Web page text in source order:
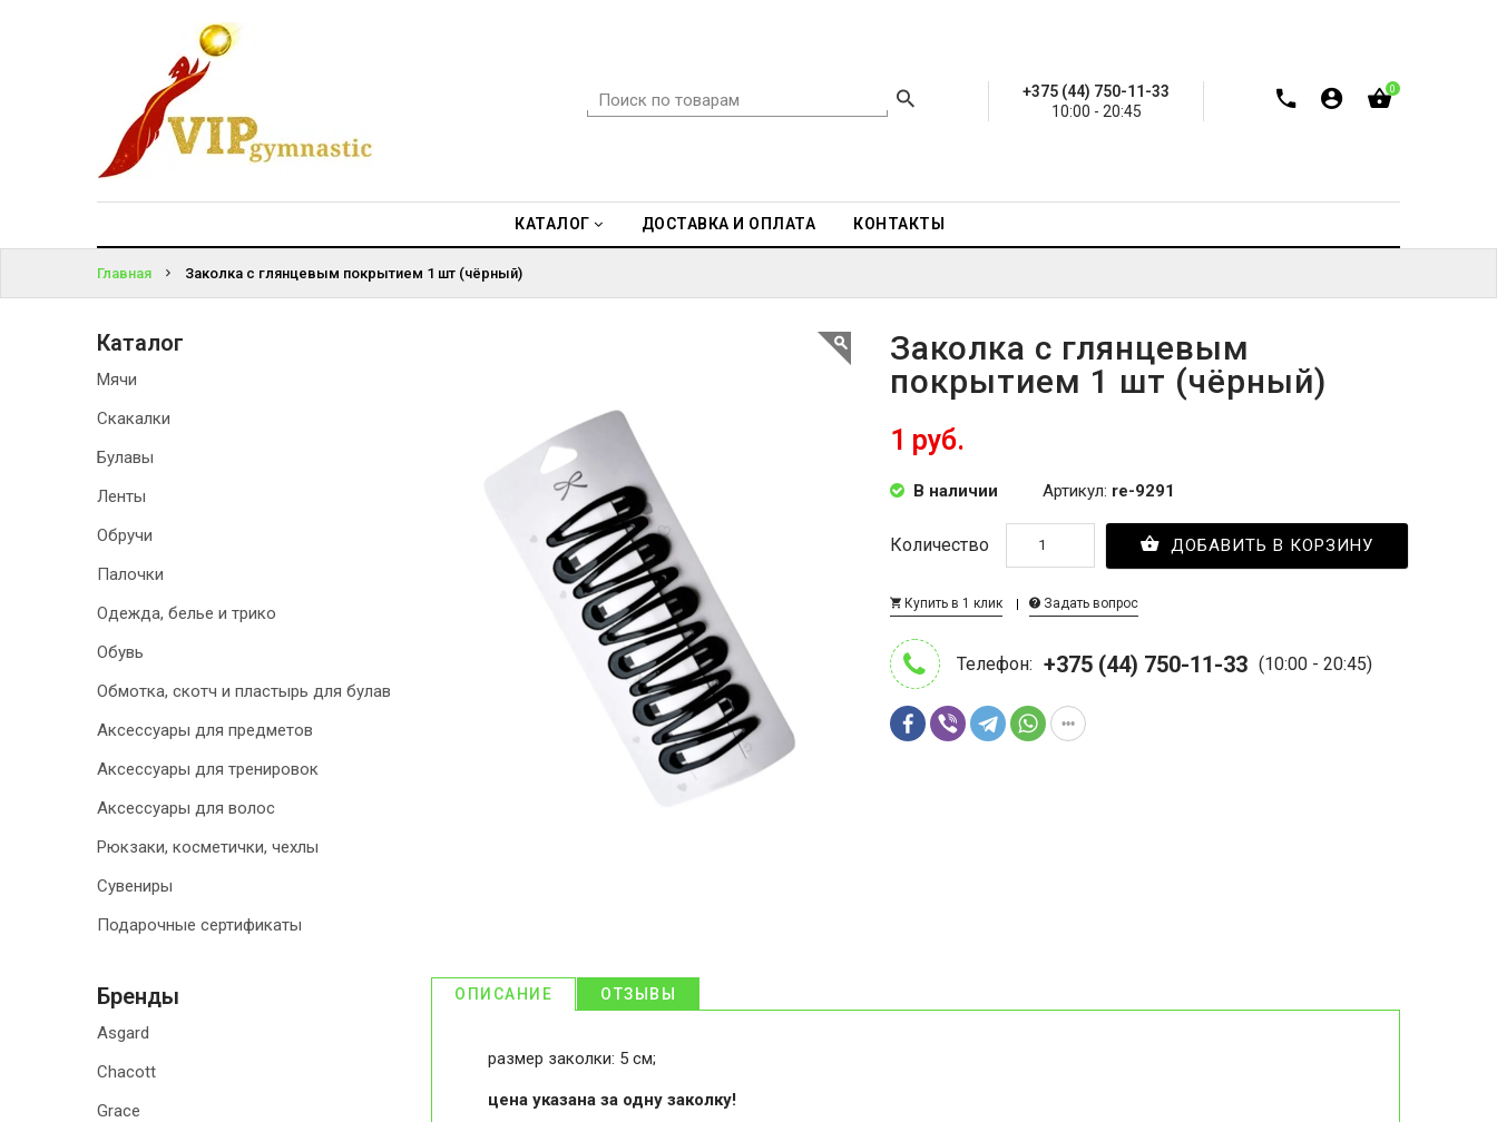
+375 (44) 750-11-33
10:00 - 20:45
0
КАТАЛОГ ДОСТАВКА И ОПЛАТА КОНТАКТЫ
КОНТАКТЫ
ВОЙТИ
ЗАБЫЛИ
ПАРОЛЬ?
Главная Заколка с глянцевым покрытием 1 шт (чёрный)
Заколка с глянцевым
покрытием 1 шт (чёрный)
1 руб.
В наличии Артикул: re-9291
Количество ДОБАВИТЬ В КОРЗИНУ
Купить в 1 клик Задать вопрос
Телефон: +375 (44) 750-11-33 (10:00 - 20:45)
ОПИСАНИЕ ОТЗЫВЫ
размер заколки: 5 см;
цена указана за одну заколку!
Каталог
Мячи
Скакалки
Булавы
Ленты
Обручи
Палочки
Одежда, белье и трико
Обувь
Обмотка, скотч и пластырь для булав
Аксессуары для предметов
Аксессуары для тренировок
Аксессуары для волос
Рюкзаки, косметички, чехлы
Сувениры
Подарочные сертификаты
Бренды
Asgard
Chacott
Grace